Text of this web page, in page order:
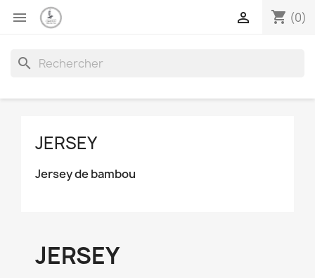
 shopping_cart (0)

search
JERSEY
Jersey de bambou
JERSEY